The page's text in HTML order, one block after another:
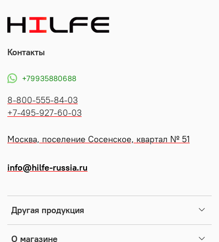
Другая продукция
О магазине
Контакты
+79935880688
8-800-555-84-03
+7-495-927-60-03
Москва, поселение Сосенское, квартал № 51
info@hilfe-russia.ru